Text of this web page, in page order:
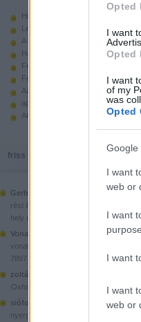
Opted
I want
Opted
I want
of my
was
Opted
Google
I want
web or
I want
I want
I want
web or
Hiányzó elemek beszerzése
Legoland Németország 2010
A kastélyok képes története
Használt legót piacról
Feltörjük a legó ugart
Fehérítsd ki!
Az Indiana Jones készletek
apró. hirdetés.
Akciók, újdonságok a polcon,
friss topikok
Gerberus:
Mostanra már a Lego is
rést é...
hely a klónoknak
Vonatotkeresek1:
@BorZol: Üdv, hol
vonatot venni...
7897 Passenger Train
zoltán999:
Oxford, a dél-koreai klón
siófoki35:
A platós teherautó
nyergesvonta...